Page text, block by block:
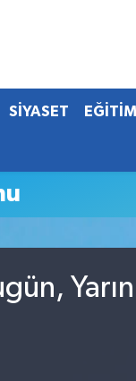
SİYASET EĞİTİM